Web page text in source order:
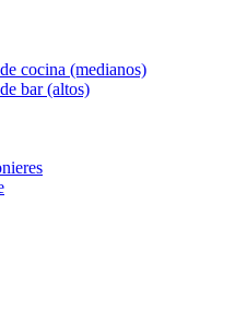
cocina (medianos)
bar (altos)